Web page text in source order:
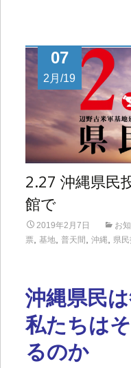
07
2月/19
2.27 沖縄県民
館で
2019年2月7日 お
票, 基地, 普天間 沖縄 県
沖縄県民
私たちは
るのか